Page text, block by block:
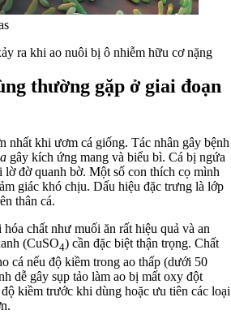
ra khi ao nuôi bị ô nhiễm hữu cơ nặng
thường gặp ở giai đoạn
nhất khi ươm cá giống. Tác nhân gây bệnh
gây kích ứng mang và biểu bì. Cá bị ngứa
lờ đờ quanh bờ. Một số con thích cọ mình
giác khó chịu. Dấu hiệu đặc trưng là lớp
thân cá.
chất như muối ăn rất hiệu quả và an
(CuSO4) cần đặc biệt thận trọng. Chất
cá nếu độ kiềm trong ao thấp (dưới 50
dễ gây sụp tảo làm ao bị mất oxy đột
kiềm trước khi dùng hoặc ưu tiên các loại